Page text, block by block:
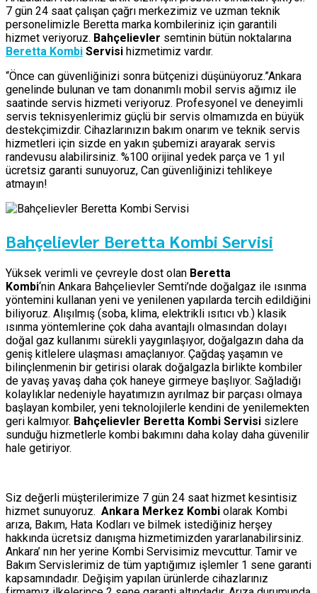
7 gün 24 saat çalışan çağrı merkezimiz ve uzman teknik
personelimizle Beretta marka kombileriniz için garantili
hizmet veriyoruz. Bahçelievler semtinin bütün noktalarına
Beretta Kombi Servisi hizmetimiz vardır.
“Önce can güvenliğinizi sonra bütçenizi düşünüyoruz.”Ankara
genelinde bulunan ve tam donanımlı mobil servis ağımız ile
saatinde servis hizmeti veriyoruz. Profesyonel ve deneyimli
servis teknisyenlerimiz güçlü bir servis olmamızda en büyük
destekçimizdir. Cihazlarınızın bakım onarım ve teknik servis
hizmetleri için sizde en yakın şubemizi arayarak servis
randevusu alabilirsiniz. %100 orijinal yedek parça ve 1 yıl
ücretsiz garanti sunuyoruz, Can güvenliğinizi tehlikeye
atmayın!
Bahçelievler Beretta Kombi Servisi
Yüksek verimli ve çevreyle dost olan Beretta
Kombi‘nin Ankara Bahçelievler Semti’nde doğalgaz ile ısınma
yöntemini kullanan yeni ve yenilenen yapılarda tercih edildiğini
biliyoruz. Alışılmış (soba, klima, elektrikli ısıtıcı vb.) klasik
ısınma yöntemlerine çok daha avantajlı olmasından dolayı
doğal gaz kullanımı sürekli yaygınlaşıyor, doğalgazın daha da
geniş kitlelere ulaşması amaçlanıyor. Çağdaş yaşamın ve
bilinçlenmenin bir getirisi olarak doğalgazla birlikte kombiler
de yavaş yavaş daha çok haneye girmeye başlıyor. Sağladığı
kolaylıklar nedeniyle hayatımızın ayrılmaz bir parçası olmaya
başlayan kombiler, yeni teknolojilerle kendini de yenilemekten
geri kalmıyor. Bahçelievler Beretta Kombi Servisi sizlere
sunduğu hizmetlerle kombi bakımını daha kolay daha güvenilir
hale getiriyor.
Siz değerli müşterilerimize 7 gün 24 saat hizmet kesintisiz
hizmet sunuyoruz. Ankara Merkez Kombi olarak Kombi
arıza, Bakım, Hata Kodları ve bilmek istediğiniz herşey
hakkında ücretsiz danışma hizmetimizden yararlanabilirsiniz.
Ankara’ nın her yerine Kombi Servisimiz mevcuttur. Tamir ve
Bakım Servislerimiz de tüm yaptığımız işlemler 1 sene garanti
kapsamındadır. Değişim yapılan ürünlerde cihazlarınız